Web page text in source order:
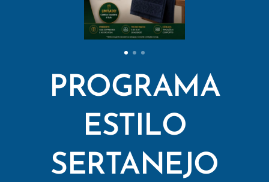
PROGRAMA
ESTILO
SERTANEJO